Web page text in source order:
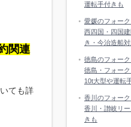
関連
ても詳
運転手付きも
愛媛のフォー
西四国・四国
き・今治造船
徳島のフォー
徳島・フォー
10t大型や運転
香川のフォー
香川・讃岐リ
きも